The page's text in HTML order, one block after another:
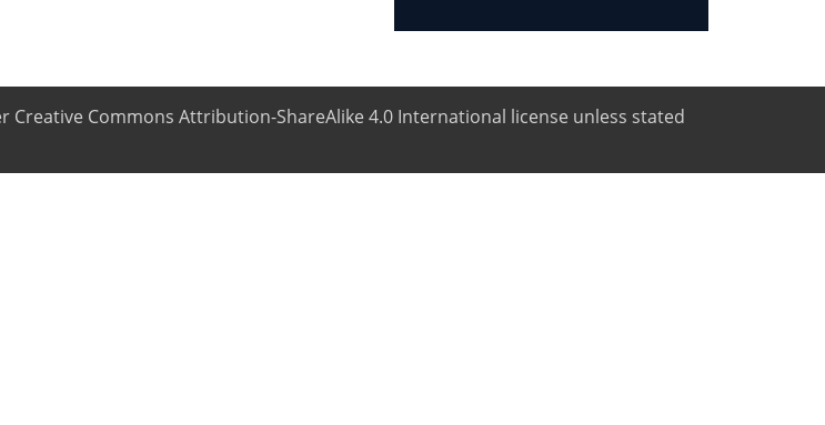
Creative Commons Attribution-ShareAlike 4.0 International license unless stated